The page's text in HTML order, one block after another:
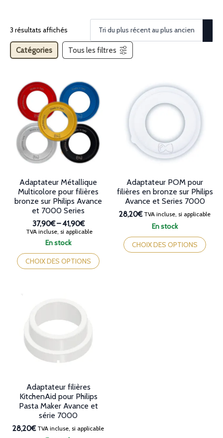
3 résultats affichés
Catégories Tous les filtres
En stock
Adaptateur Métallique
Multicolore pour filières
bronze sur Philips Avance
et 7000 Series
37,90€–41,90€
Plage
de
37,90€
à
TVA incluse, si applicable
CHOIX DES OPTIONS
Ce
produit
a
options
peuvent
choisies
sur
produit
En stock
Adaptateur POM pour
filières en bronze sur Philips
Avance et Series 7000
28,20€TVA incluse, si applicable
CHOIX DES OPTIONS
Ce
produit
a
Adaptateur filières
KitchenAid pour Philips
Pasta Maker Avance et
série 7000
28,20€TVA incluse, si applicable